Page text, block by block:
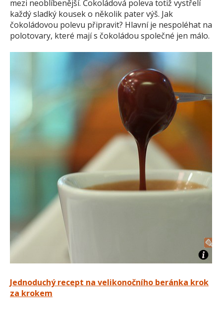
mezi neoblíbenější. Čokoládová poleva totiž vystřelí
každý sladký kousek o několik pater výš. Jak
čokoládovou polevu připravit? Hlavní je nespoléhat na
polotovary, které mají s čokoládou společné jen málo.
Jednoduchý recept na velikonočního beránka krok
za krokem